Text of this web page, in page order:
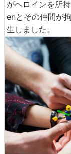
がヘロインを所
enとその仲間が
生しました。